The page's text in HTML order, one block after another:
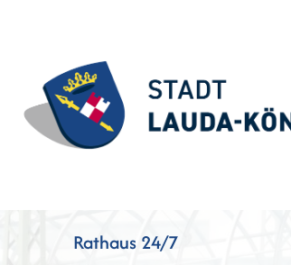
Rathaus 24/7